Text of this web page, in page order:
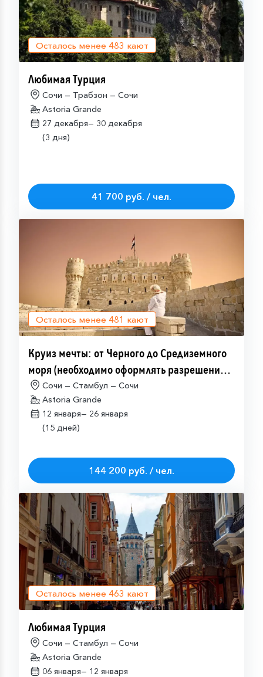
Осталось менее 483 кают
Любимая Турция
Сочи — Трабзон — Сочи
Astoria Grande
27 декабря— 30 декабря
(3 дня)
41 700 руб. / чел.
Осталось менее 481 кают
Круиз мечты: от Черного до Средиземного
моря (необходимо оформлять разрешение
на посещение Израиля (ETA-IL)
Сочи — Стамбул — Сочи
Astoria Grande
12 января— 26 января
(15 дней)
144 200 руб. / чел.
Осталось менее 463 кают
Любимая Турция
Сочи — Стамбул — Сочи
Astoria Grande
06 января— 12 января